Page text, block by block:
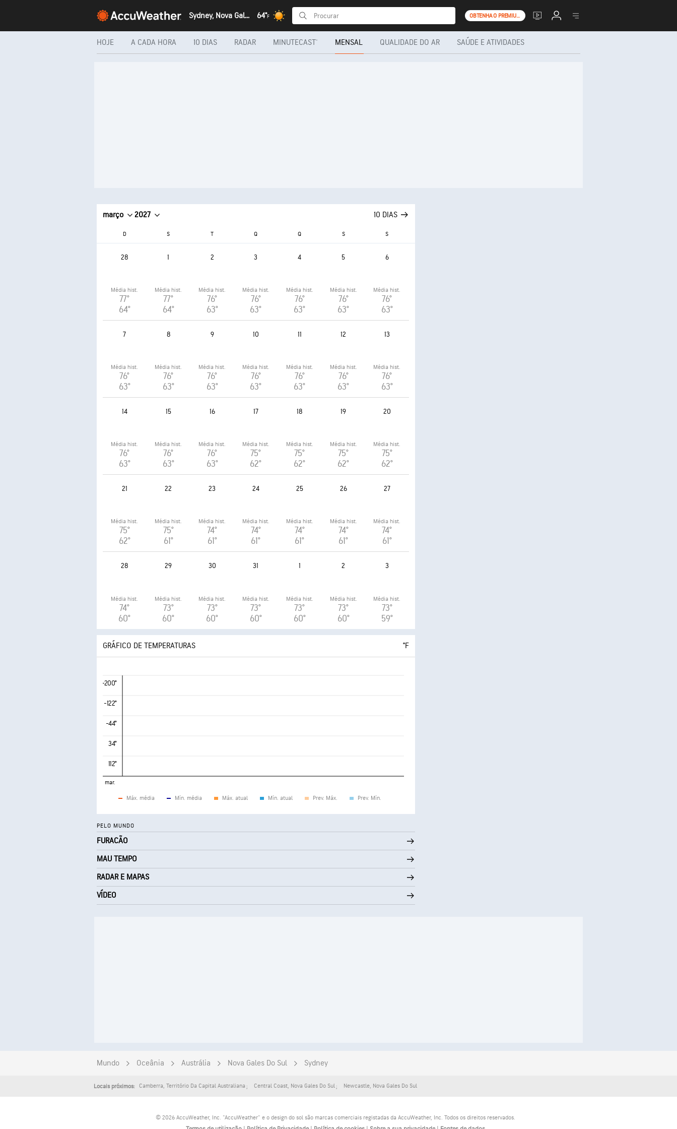
Sydney, Nova Gales Do Sul 64°F OBTENHA O PREMIUM+
HOJE A CADA HORA 10 DIAS RADAR MINUTECAST® MENSAL QUALIDADE DO AR SAÚDE E ATIVIDADES
março 2027 10 DIAS
D S T Q Q S S
28
Média hist.
77°
64°
1
Média hist.
77°
64°
2
Média hist.
76°
63°
3
Média hist.
76°
63°
4
Média hist.
76°
63°
5
Média hist.
76°
63°
6
Média hist.
76°
63°
7
Média hist.
76°
63°
8
Média hist.
76°
63°
9
Média hist.
76°
63°
10
Média hist.
76°
63°
11
Média hist.
76°
63°
12
Média hist.
76°
63°
13
Média hist.
76°
63°
14
Média hist.
76°
63°
15
Média hist.
76°
63°
16
Média hist.
76°
63°
17
Média hist.
75°
62°
18
Média hist.
75°
62°
19
Média hist.
75°
62°
20
Média hist.
75°
62°
21
Média hist.
75°
62°
22
Média hist.
75°
61°
23
Média hist.
74°
61°
24
Média hist.
74°
61°
25
Média hist.
74°
61°
26
Média hist.
74°
61°
27
Média hist.
74°
61°
28
Média hist.
74°
60°
29
Média hist.
73°
60°
30
Média hist.
73°
60°
31
Média hist.
73°
60°
1
Média hist.
73°
60°
2
Média hist.
73°
60°
3
Média hist.
73°
59°
GRÁFICO DE TEMPERATURAS °F
-200°
-122°
-44°
34°
112°
mar.
Máx. média Mín. média Máx. atual Mín. atual Prev. Máx. Prev. Mín.
PELO MUNDO
FURACÃO
MAU TEMPO
RADAR E MAPAS
VÍDEO
Mundo Oceânia Austrália Nova Gales Do Sul Sydney
Locais próximos: Camberra, Território Da Capital Australiana Central Coast, Nova Gales Do Sul Newcastle, Nova Gales Do Sul
© 2026 AccuWeather, Inc. "AccuWeather" e o design do sol são marcas comerciais registadas da AccuWeather, Inc. Todos os direitos reservados.